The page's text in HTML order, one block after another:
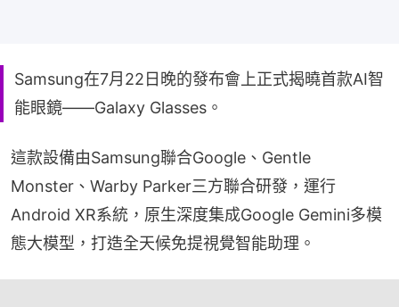
Samsung在7月22日晚的發布會上正式揭曉首款AI智
能眼鏡——Galaxy Glasses。
這款設備由Samsung聯合Google、Gentle
Monster、Warby Parker三方聯合研發，運行
Android XR系統，原生深度集成Google Gemini多模
態大模型，打造全天候免提視覺智能助理。